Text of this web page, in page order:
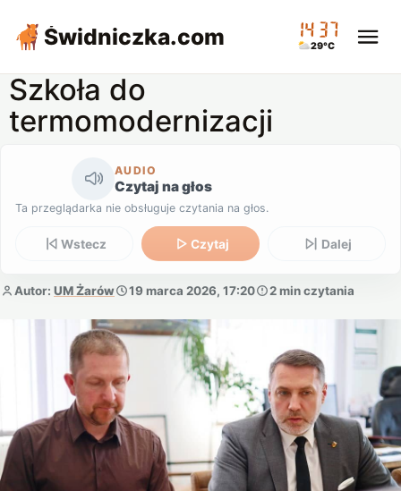
Świdniczka.com 14:37
29°C
Szkoła do
termomodernizacji
AUDIO
Czytaj na głos
Ta przeglądarka nie obsługuje czytania na głos.
Wstecz Czytaj Dalej
Autor: UM Żarów 19 marca 2026, 17:20 2 min czytania